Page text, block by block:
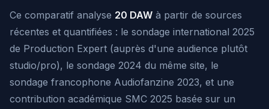
Ce comparatif analyse 20 DAW à partir de sources
récentes et quantifiées : le sondage international 2025
de Production Expert (auprès d'une audience plutôt
studio/pro), le sondage 2024 du même site, le
sondage francophone Audiofanzine 2023, et une
contribution académique SMC 2025 basée sur un